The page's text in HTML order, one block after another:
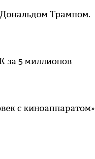
Трампом.
за 5 миллионов
с киноаппаратом»